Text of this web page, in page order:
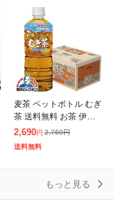
麦茶 ペットボトル むぎ
茶 送料無料 お茶 伊藤
園 健康ミネラルむぎ茶
600ml×1ケース/24本(0
24)『ITO』
2,690円 2,769円
送料無料
もっと見る